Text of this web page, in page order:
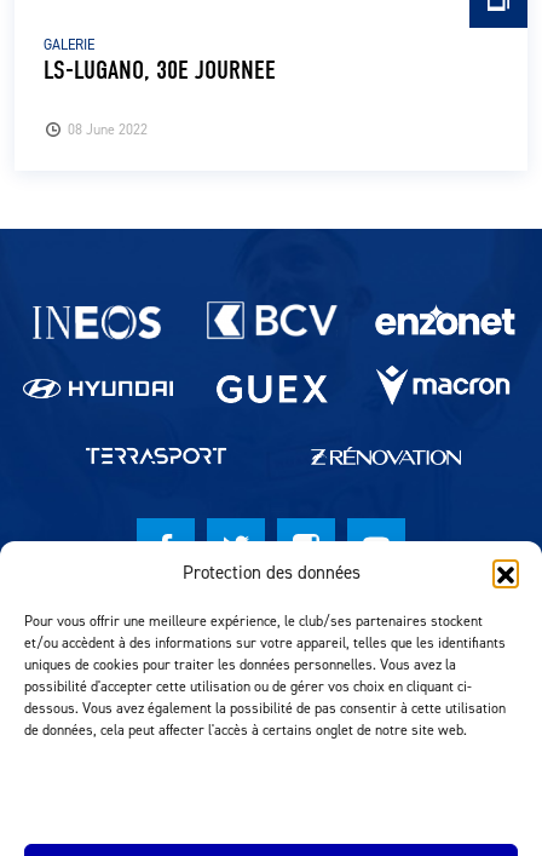
Protection des données
Pour vous offrir une meilleure expérience, le club/ses partenaires stockent
et/ou accèdent à des informations sur votre appareil, telles que les identifiants
uniques de cookies pour traiter les données personnelles. Vous avez la
possibilité d'accepter cette utilisation ou de gérer vos choix en cliquant ci-
dessous. Vous avez également la possibilité de pas consentir à cette utilisation
de données, cela peut affecter l'accès à certains onglet de notre site web.
08 June 2022
GALERIE
LS-LUGANO, 30E JOURNEE
Partenaires du lausanne-Sport
© Lausanne Sport Football Club 2026
Réalisation MTM Agency